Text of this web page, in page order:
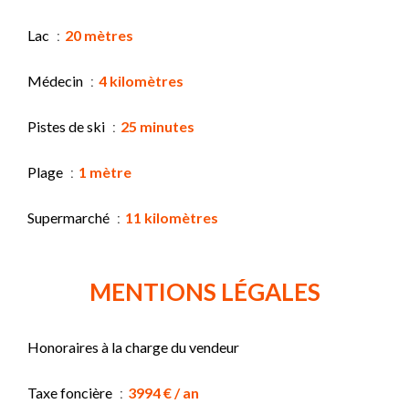
Lac 20 mètres
Médecin 4 kilomètres
Pistes de ski 25 minutes
Plage 1 mètre
Supermarché 11 kilomètres
MENTIONS LÉGALES
Honoraires à la charge du vendeur
Taxe foncière 3994 € / an